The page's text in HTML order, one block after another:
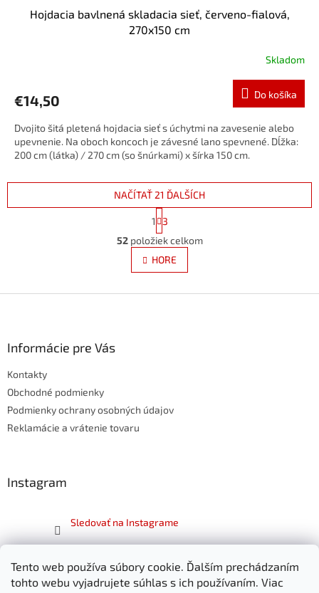
Tento web používa súbory cookie. Ďalším prechádzaním
tohto webu vyjadrujete súhlas s ich používaním. Viac
Hojdacia bavlnená skladacia sieť, červeno-fialová,
270x150 cm
Skladom
€14,50 Do košíka
Dvojito šitá pletená hojdacia sieť s úchytmi na zavesenie alebo
upevnenie. Na oboch koncoch je závesné lano spevnené. Dĺžka:
200 cm (látka) / 270 cm (so šnúrkami) x šírka 150 cm.
O
v
l
á
y
NAČÍTAŤ 21 ĎALŠÍCH
t
r
á
n
k
v
1
3
52položiek celkom
HORE
Informácie pre Vás
Kontakty
Obchodné podmienky
Podmienky ochrany osobných údajov
Reklamácie a vrátenie tovaru
Instagram
Sledovať na Instagrame
Facebook